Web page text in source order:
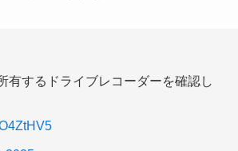
有するドライブレコーダーを確認し